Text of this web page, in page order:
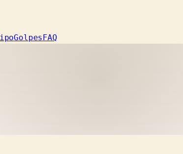
GolpesFAQ